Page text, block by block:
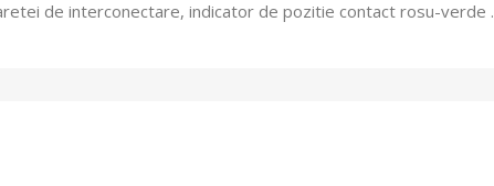
de interconectare, indicator de pozitie contact rosu-verde .